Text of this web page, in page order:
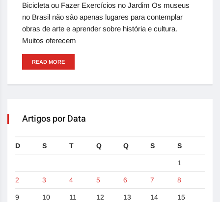
Bicicleta ou Fazer Exercícios no Jardim Os museus
no Brasil não são apenas lugares para contemplar
obras de arte e aprender sobre história e cultura.
Muitos oferecem
READ MORE
Artigos por Data
D S T Q Q S S
1
2 3 4 5 6 7 8
9 10 11 12 13 14 15